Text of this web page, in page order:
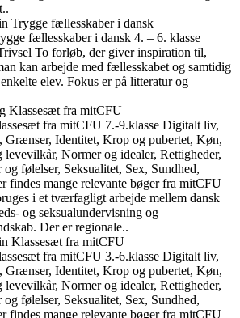
Trygge fællesskaber i dansk
fællesskaber i dansk 4. – 6. klasse
To forløb, der giver inspiration til,
kan arbejde med fællesskabet og samtidig
elev. Fokus er på litteratur og
Klassesæt fra mitCFU
fra mitCFU 7.-9.klasse Digitalt liv,
Grænser, Identitet, Krop og pubertet, Køn,
Normer og idealer, Rettigheder,
og følelser, Seksualitet, Sex, Sundhed,
findes mange relevante bøger fra mitCFU
i et tværfagligt arbejde mellem dansk
og seksualundervisning og
Der er regionale..
Klassesæt fra mitCFU
fra mitCFU 3.-6.klasse Digitalt liv,
Grænser, Identitet, Krop og pubertet, Køn,
Normer og idealer, Rettigheder,
og følelser, Seksualitet, Sex, Sundhed,
findes mange relevante bøger fra mitCFU